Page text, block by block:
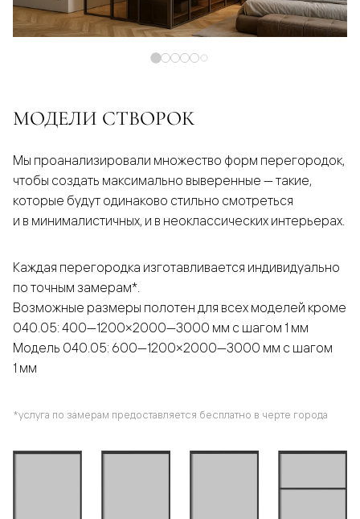
МОДЕЛИ СТВОРОК
Мы проанализировали множество форм перегородок,
чтобы создать максимально выверенные — такие,
которые будут одинаково стильно смотреться
и в минималистичных, и в неоклассических интерьерах.
Каждая перегородка изготавливается индивидуально
по точным замерам*.
Возможные размеры полотен для всех моделей кроме
040.05: 400—1200×2000—3000 мм с шагом 1 мм
Модель 040.05: 600—1200×2000—3000 мм с шагом
1 мм
*услуга по замерам предоставляется бесплатно в черте города